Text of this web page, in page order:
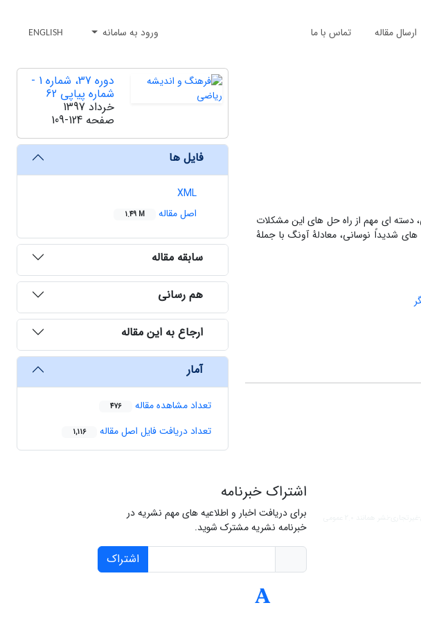
ارسال مقاله تماس با ما ورود به سامانه ENGLISH
ای مهم از راه حل های این مشکلات
شدیداً نوسانی، معادلۀ آونگ با جملۀ
دوره 37، شماره 1 -
شماره پیاپی 62
خرداد 1397
صفحه 109-124
فایل ها
XML
اصل مقاله
1.49 M
سابقه مقاله
هم رسانی
ارجاع به این مقاله
آمار
تعداد مشاهده مقاله 476
تعداد دریافت فایل اصل مقاله 1,116
اشتراک خبرنامه
برای دریافت اخبار و اطلاعیه های مهم نشریه در
خبرنامه نشریه مشترک شوید.
اشتراک